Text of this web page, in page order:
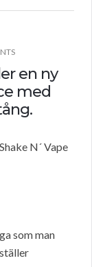
en ny
med
N´ Vape
som man